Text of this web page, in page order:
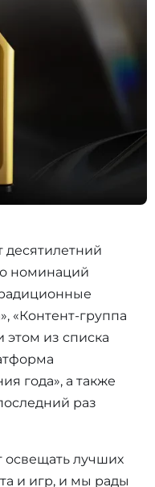
десятилетний
номинаций
«Контент-группа
этом из списка
года», а также
раз
освещать лучших
и игр, и мы рады